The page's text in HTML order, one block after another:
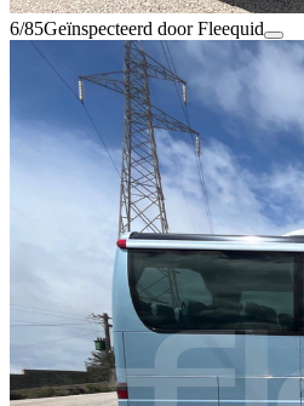
6/85Geïnspecteerd door Fleequid